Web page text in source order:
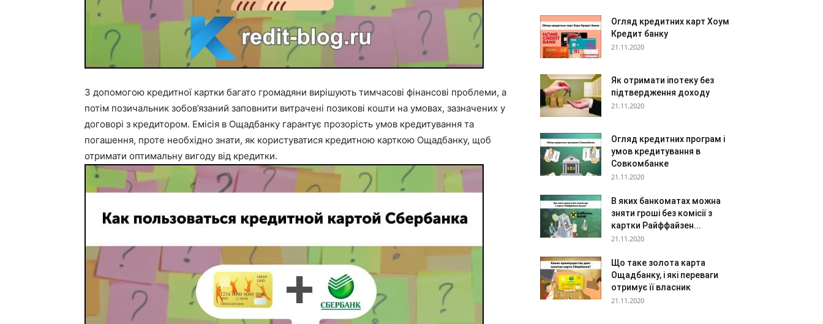
З допомогою кредитної картки багато громадяни вирішують тимчасові фінансові проблеми, а
потім позичальник зобов’язаний заповнити витрачені позикові кошти на умовах, зазначених у
договорі з кредитором. Емісія в Ощадбанку гарантує прозорість умов кредитування та
погашення, проте необхідно знати, як користуватися кредитною карткою Ощадбанку, щоб
отримати оптимальну вигоду від кредитки.
Огляд кредитних карт Хоум
Кредит банку
21.11.2020
Як отримати іпотеку без
підтвердження доходу
21.11.2020
Огляд кредитних програм і
умов кредитування в
Совкомбанке
21.11.2020
В яких банкоматах можна
зняти гроші без комісії з
картки Райффайзен...
21.11.2020
Що таке золота карта
Ощадбанку, і які переваги
отримує її власник
21.11.2020